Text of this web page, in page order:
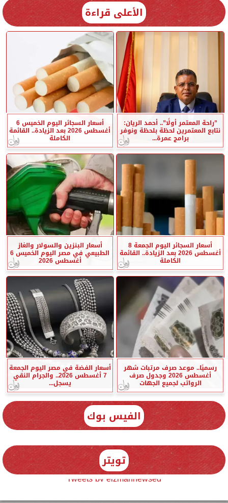
الأعلى قراءة
”راحة المعتمر أولًا”.. أحمد الريان:
نتابع المعتمرين لحظة بلحظة ونوفر
برامج عمرة...
أسعار السجائر اليوم الخميس 6
أغسطس 2026 بعد الزيادة.. القائمة
الكاملة
أسعار السجائر اليوم الجمعة 8
أغسطس 2026 بعد الزيادة.. القائمة
الكاملة
أسعار البنزين والسولار والغاز
الطبيعي في مصر اليوم الخميس 6
أغسطس 2026
رسميًا.. موعد صرف مرتبات شهر
أغسطس 2026 وجدول صرف
الرواتب لجميع الجهات
أسعار الفضة في مصر اليوم الجمعة
7 أغسطس 2026.. والجرام النقي
يسجل...
الفيس بوك
تويتر
Tweets by elzmannewseg